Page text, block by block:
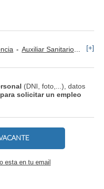
Auxiliar Sanitario [+]
(DNI, foto,...), datos
para solicitar un empleo
esta en tu email